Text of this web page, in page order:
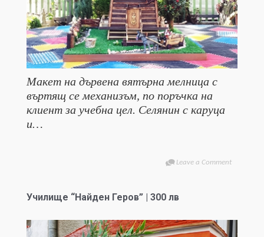
Макет на дървена вятърна мелница с
въртящ се механизъм, по поръчка на
клиент за учебна цел. Селянин с каруца
и…
Leave a Comment
Училище “Найден Геров” | 300 лв